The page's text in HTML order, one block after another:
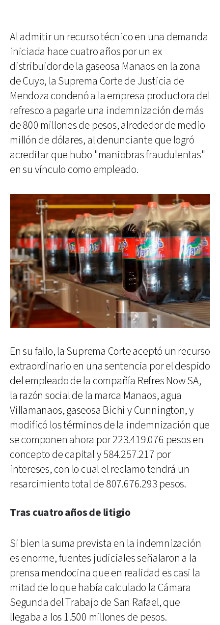
Al admitir un recurso técnico en una demanda
iniciada hace cuatro años por un ex
distribuidor de la gaseosa Manaos en la zona
de Cuyo, la Suprema Corte de Justicia de
Mendoza condenó a la empresa productora del
refresco a pagarle una indemnización de más
de 800 millones de pesos, alrededor de medio
millón de dólares, al denunciante que logró
acreditar que hubo "maniobras fraudulentas"
en su vínculo como empleado.
En su fallo, la Suprema Corte aceptó un recurso
extraordinario en una sentencia por el despido
del empleado de la compañía Refres Now SA,
la razón social de la marca Manaos, agua
Villamanaos, gaseosa Bichi y Cunnington, y
modificó los términos de la indemnización que
se componen ahora por 223.419.076 pesos en
concepto de capital y 584.257.217 por
intereses, con lo cual el reclamo tendrá un
resarcimiento total de 807.676.293 pesos.
Tras cuatro años de litigio
Si bien la suma prevista en la indemnización
es enorme, fuentes judiciales señalaron a la
prensa mendocina que en realidad es casi la
mitad de lo que había calculado la Cámara
Segunda del Trabajo de San Rafael, que
llegaba a los 1.500 millones de pesos.